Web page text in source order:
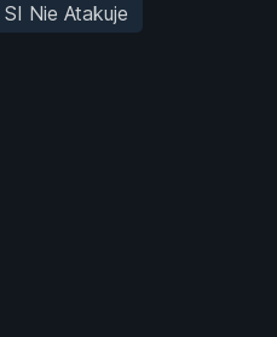
SI Nie Atakuje